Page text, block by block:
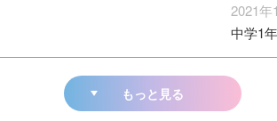
2021年
中学1
もっと見る